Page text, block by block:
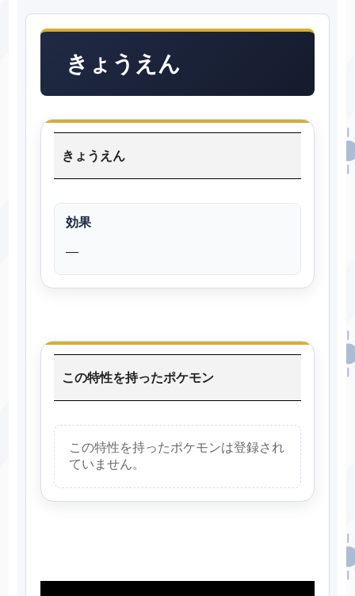
きょうえん
きょうえん
効果
―
この特性を持ったポケモン
この特性を持ったポケモンは登録され
ていません。